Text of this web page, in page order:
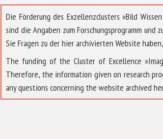
Die Förderung des Exzellenzclusters »Bild
sind die Angaben zum Forschungsprogramm
Sie Fragen zu der hier archivierten Website
The funding of the Cluster of Excellence
Therefore, the information given on research
any questions concerning the website archived